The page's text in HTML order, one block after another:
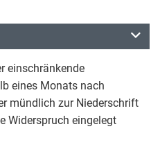
einschränkende
eines Monats nach
mündlich zur Niederschrift
Widerspruch eingelegt